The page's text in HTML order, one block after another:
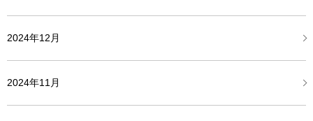
2024年12月
2024年11月